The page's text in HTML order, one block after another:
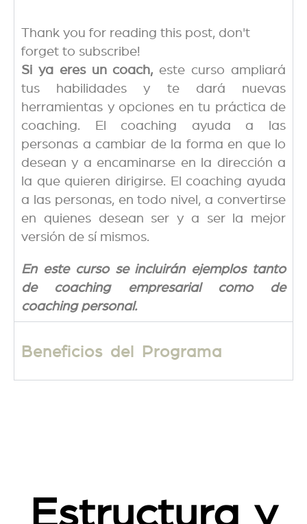
Thank you for reading this post, don't
forget to subscribe!
Si ya eres un coach, este curso ampliará
tus habilidades y te dará nuevas
herramientas y opciones en tu práctica de
coaching. El coaching ayuda a las
personas a cambiar de la forma en que lo
desean y a encaminarse en la dirección a
la que quieren dirigirse. El coaching ayuda
a las personas, en todo nivel, a convertirse
en quienes desean ser y a ser la mejor
versión de sí mismos.
En este curso se incluirán ejemplos tanto
de coaching empresarial como de
coaching personal.
Beneficios del Programa
Estructura y